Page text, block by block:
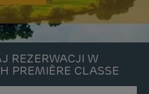
REZERWACJI W
PREMIÈRE CLASSE